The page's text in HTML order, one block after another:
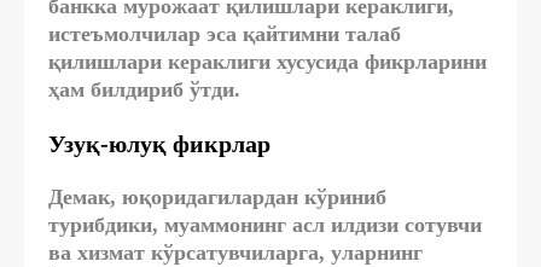
банкка мурожаат қилишлари кераклиги,
истеъмолчилар эса қайтимни талаб
қилишлари кераклиги хусусида фикрларини
ҳам билдириб ўтди.
Узуқ-юлуқ фикрлар
Демак, юқоридагилардан кўриниб
турибдики, муаммонинг асл илдизи сотувчи
ва хизмат кўрсатувчиларга, уларнинг